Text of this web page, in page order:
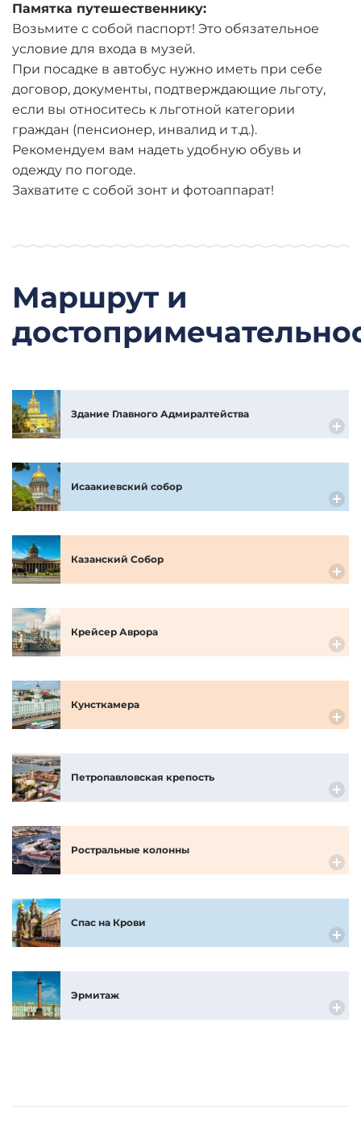
Памятка путешественнику:
Возьмите с собой паспорт! Это обязательное
условие для входа в музей.
При посадке в автобус нужно иметь при себе
договор, документы, подтверждающие льготу,
если вы относитесь к льготной категории
граждан (пенсионер, инвалид и т.д.).
Рекомендуем вам надеть удобную обувь и
одежду по погоде.
Захватите с собой зонт и фотоаппарат!
Маршрут и
Здание Главного Адмиралтейства
Исаакиевский собор
Казанский Собор
Крейсер Аврора
Кунсткамера
Петропавловская крепость
Ростральные колонны
Спас на Крови
Эрмитаж